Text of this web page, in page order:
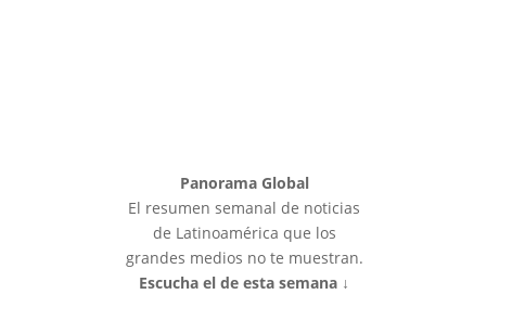
Panorama Global
El resumen semanal de noticias
de Latinoamérica que los
grandes medios no te muestran.
Escucha el de esta semana ↓